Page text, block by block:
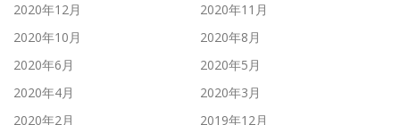
2020年12月
2020年11月
2020年10月
2020年8月
2020年6月
2020年5月
2020年4月
2020年3月
2020年2月
2019年12月